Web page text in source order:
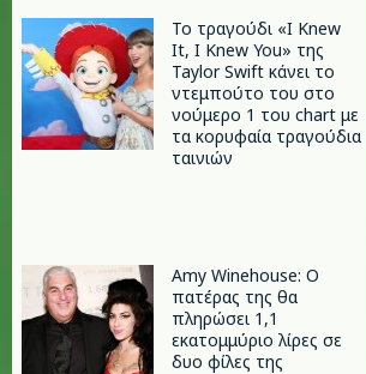
Το τραγούδι «I Knew
It, I Knew You» της
Taylor Swift κάνει το
ντεμπούτο του στο
νούμερο 1 του chart με
τα κορυφαία τραγούδια
ταινιών
Amy Winehouse: Ο
πατέρας της θα
πληρώσει 1,1
εκατομμύριο λίρες σε
δυο φίλες της